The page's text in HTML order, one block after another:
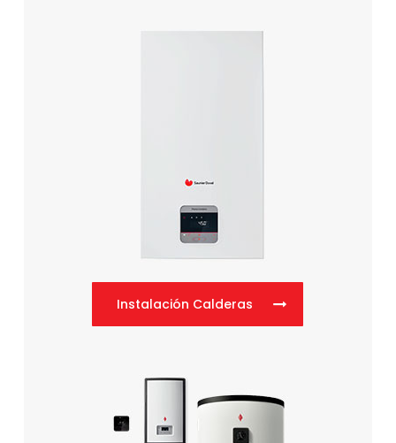
Instalación Calderas